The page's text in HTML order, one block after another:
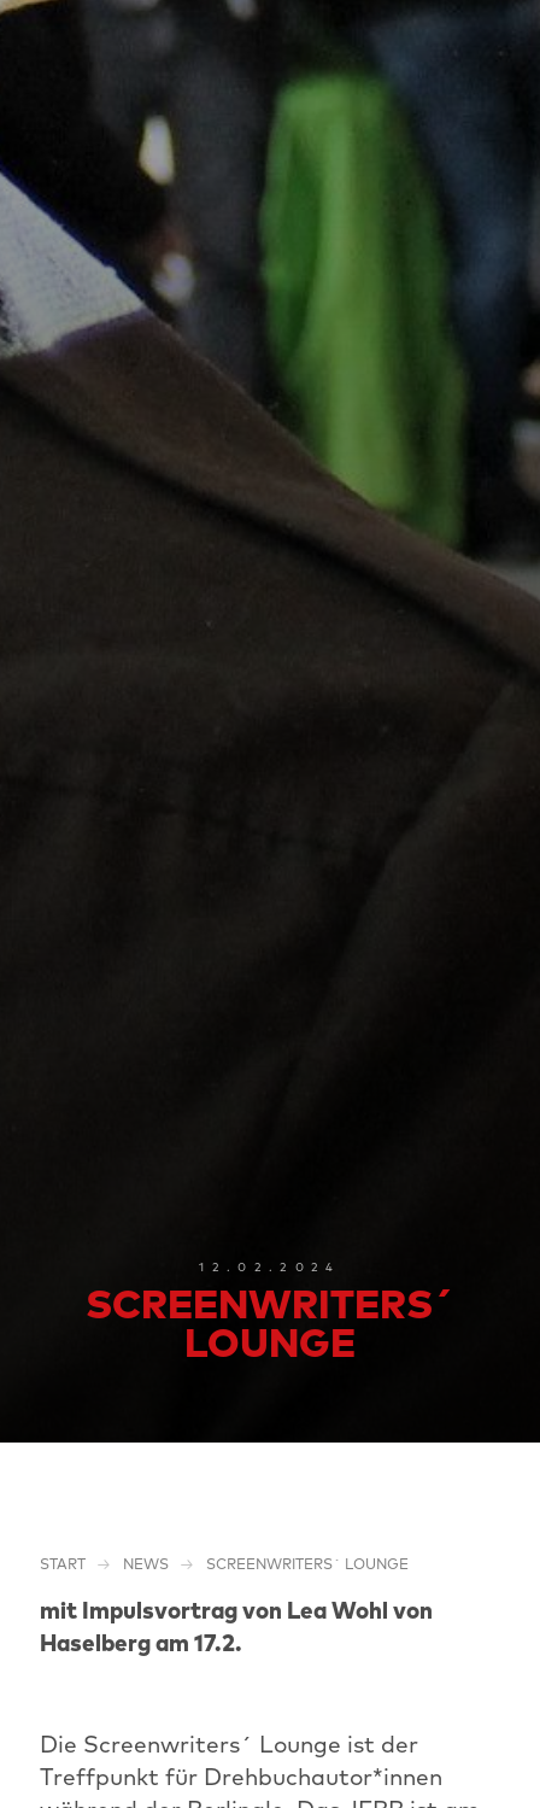
12.02.2024
SCREENWRITERS´
LOUNGE
START NEWS SCREENWRITERS´ LOUNGE
mit Impulsvortrag von Lea Wohl von
Haselberg am 17.2.
Die Screenwriters´ Lounge ist der
Treffpunkt für Drehbuchautor*innen